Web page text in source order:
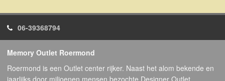
06-39368794
Memory Outlet Roermond
Roermond is een Outlet center rijker. Naast het alom bekende en
jaarlijks door miljoenen mensen bezochte Designer Outlet